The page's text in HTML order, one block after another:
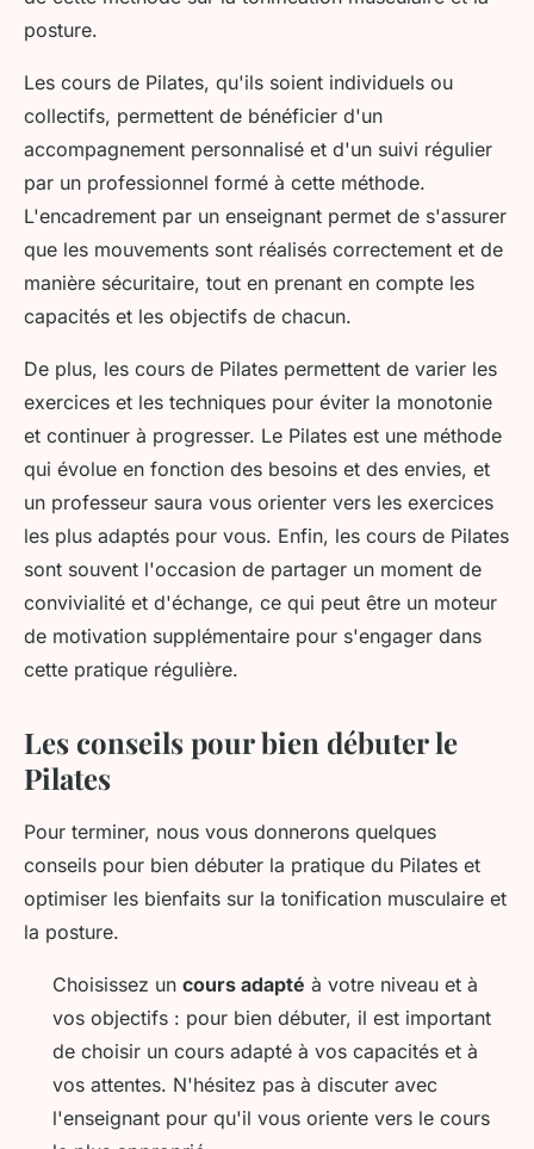
posture.
Les cours de Pilates, qu'ils soient individuels ou
collectifs, permettent de bénéficier d'un
accompagnement personnalisé et d'un suivi régulier
par un professionnel formé à cette méthode.
L'encadrement par un enseignant permet de s'assurer
que les mouvements sont réalisés correctement et de
manière sécuritaire, tout en prenant en compte les
capacités et les objectifs de chacun.
De plus, les cours de Pilates permettent de varier les
exercices et les techniques pour éviter la monotonie
et continuer à progresser. Le Pilates est une méthode
qui évolue en fonction des besoins et des envies, et
un professeur saura vous orienter vers les exercices
les plus adaptés pour vous. Enfin, les cours de Pilates
sont souvent l'occasion de partager un moment de
convivialité et d'échange, ce qui peut être un moteur
de motivation supplémentaire pour s'engager dans
cette pratique régulière.
Les conseils pour bien débuter le
Pilates
Pour terminer, nous vous donnerons quelques
conseils pour bien débuter la pratique du Pilates et
optimiser les bienfaits sur la tonification musculaire et
la posture.
Choisissez un cours adapté à votre niveau et à
vos objectifs : pour bien débuter, il est important
de choisir un cours adapté à vos capacités et à
vos attentes. N'hésitez pas à discuter avec
l'enseignant pour qu'il vous oriente vers le cours